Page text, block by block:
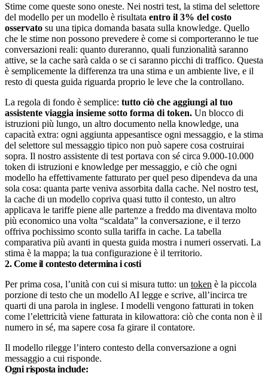
Stime come queste sono oneste. Nei nostri test, la stima del selettore
del modello per un modello è risultata entro il 3% del costo
osservato su una tipica domanda basata sulla knowledge. Quello
che le stime non possono prevedere è come si comporteranno le tue
conversazioni reali: quanto dureranno, quali funzionalità saranno
attive, se la cache sarà calda o se ci saranno picchi di traffico. Questa
è semplicemente la differenza tra una stima e un ambiente live, e il
resto di questa guida riguarda proprio le leve che la controllano.
La regola di fondo è semplice: tutto ciò che aggiungi al tuo
assistente viaggia insieme sotto forma di token. Un blocco di
istruzioni più lungo, un altro documento nella knowledge, una
capacità extra: ogni aggiunta appesantisce ogni messaggio, e la stima
del selettore sul messaggio tipico non può sapere cosa costruirai
sopra. Il nostro assistente di test portava con sé circa 9.000-10.000
token di istruzioni e knowledge per messaggio, e ciò che ogni
modello ha effettivamente fatturato per quel peso dipendeva da una
sola cosa: quanta parte veniva assorbita dalla cache. Nel nostro test,
la cache di un modello copriva quasi tutto il contesto, un altro
applicava le tariffe piene alle partenze a freddo ma diventava molto
più economico una volta “scaldata” la conversazione, e il terzo
offriva pochissimo sconto sulla tariffa in cache. La tabella
comparativa più avanti in questa guida mostra i numeri osservati. La
stima è la mappa; la tua configurazione è il territorio.
2. Come il contesto determina i costi
Per prima cosa, l’unità con cui si misura tutto: un token è la piccola
porzione di testo che un modello AI legge e scrive, all’incirca tre
quarti di una parola in inglese. I modelli vengono fatturati in token
come l’elettricità viene fatturata in kilowattora: ciò che conta non è il
numero in sé, ma sapere cosa fa girare il contatore.
Il modello rilegge l’intero contesto della conversazione a ogni
messaggio a cui risponde.
Ogni risposta include: